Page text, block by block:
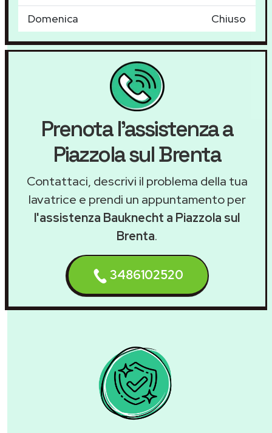
Domenica
Chiuso
Prenota l'assistenza a
Piazzola sul Brenta
Contattaci, descrivi il problema della tua
lavatrice e prendi un appuntamento per
l'assistenza Bauknecht a Piazzola sul
Brenta.
3486102520